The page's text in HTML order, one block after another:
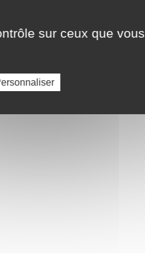
sur ceux que vous